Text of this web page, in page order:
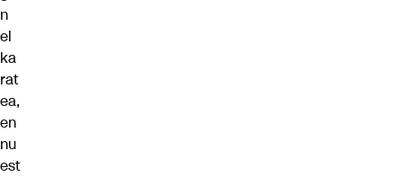
n
el
ka
rat
ea,
en
nu
est